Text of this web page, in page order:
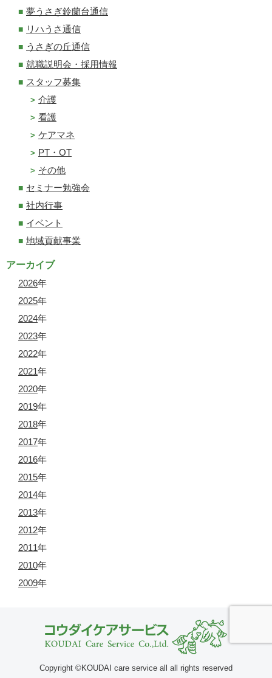
夢うさぎ鈴蘭台通信
リハうさ通信
うさぎの丘通信
就職説明会・採用情報
スタッフ募集
介護
看護
ケアマネ
PT・OT
その他
セミナー勉強会
社内行事
イベント
地域貢献事業
アーカイブ
2026年
2025年
2024年
2023年
2022年
2021年
2020年
2019年
2018年
2017年
2016年
2015年
2014年
2013年
2012年
2011年
2010年
2009年
Copyright ©KOUDAI care service all all rights reserved